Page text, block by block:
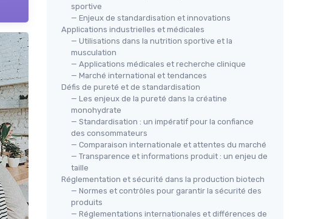
sportive
— Enjeux de standardisation et innovations
Applications industrielles et médicales
— Utilisations dans la nutrition sportive et la
musculation
— Applications médicales et recherche clinique
— Marché international et tendances
Défis de pureté et de standardisation
— Les enjeux de la pureté dans la créatine
monohydrate
— Standardisation : un impératif pour la confiance
des consommateurs
— Comparaison internationale et attentes du marché
— Transparence et informations produit : un enjeu de
taille
Réglementation et sécurité dans la production biotech
— Normes et contrôles pour garantir la sécurité des
produits
— Réglementations internationales et différences de